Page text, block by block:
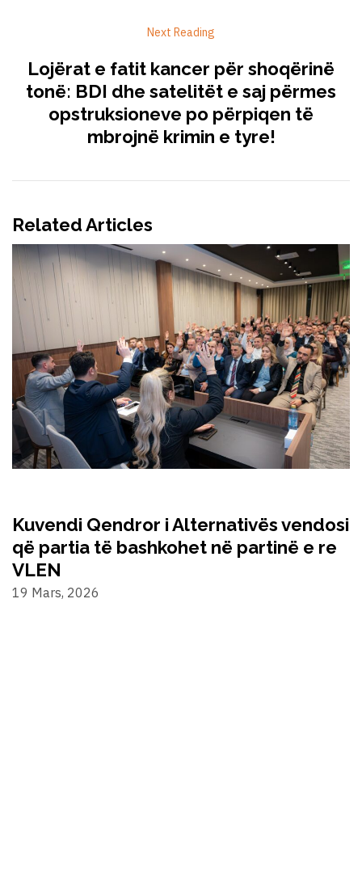
Next Reading
Lojërat e fatit kancer për shoqërinë
tonë: BDI dhe satelitët e saj përmes
opstruksioneve po përpiqen të
mbrojnë krimin e tyre!
Related Articles
Kuvendi Qendror i Alternativës vendosi
që partia të bashkohet në partinë e re
VLEN
19 Mars, 2026